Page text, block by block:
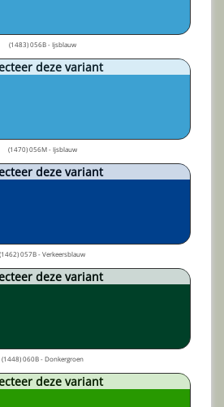
(1483) 056B - Ijsblauw
deze variant
(1470) 056M - Ijsblauw
deze variant
(1462) 057B - Verkeersblauw
deze variant
(1448) 060B - Donkergroen
deze variant